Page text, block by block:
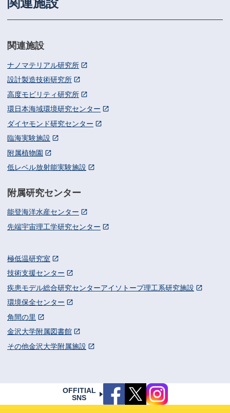
関連施設
関連施設
ナノマテリアル研究所
設計製造技術研究所
高度モビリティ研究所
環日本海域環境研究センター
ダイヤモンド研究センター
臨海実験施設
附属植物園
低レベル放射能実験施設
附属研究センター
能登海洋水産センター
先端宇宙理工学研究センター
極低温研究室
技術支援センター
疾患モデル総合研究センターアイソトープ理工系研究施設
環境保全センター
角間の里
金沢大学附属図書館
その他金沢大学附属施設
OFFITIAL
SNS